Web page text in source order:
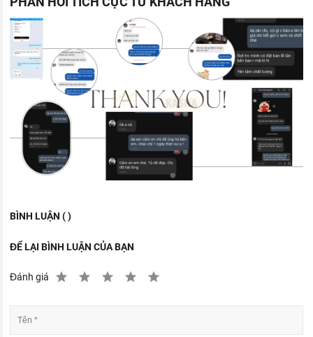
BÌNH LUẬN ( )
ĐỂ LẠI BÌNH LUẬN CỦA BẠN
Đánh giá